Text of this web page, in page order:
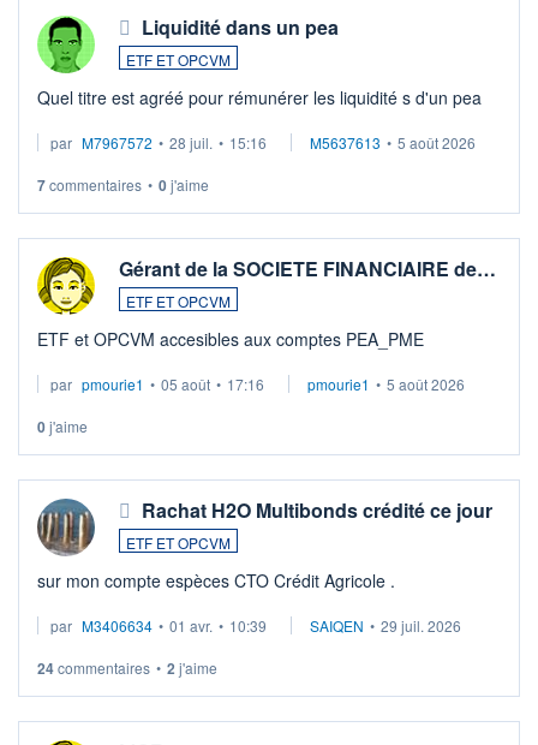
Liquidité dans un pea
ETF ET OPCVM
Quel titre est agréé pour rémunérer les liquidité s d'un pea
par M7967572 • 28 juil. • 15:16 M5637613 • 5 août 2026
7commentaires • 0j'aime
Gérant de la SOCIETE FINANCIAIRE de…
ETF ET OPCVM
ETF et OPCVM accesibles aux comptes PEA_PME
par pmourie1 • 05 août • 17:16 pmourie1 • 5 août 2026
0j'aime
Rachat H2O Multibonds crédité ce jour
ETF ET OPCVM
sur mon compte espèces CTO Crédit Agricole .
par M3406634 • 01 avr. • 10:39 SAIQEN • 29 juil. 2026
24commentaires • 2 j'aime